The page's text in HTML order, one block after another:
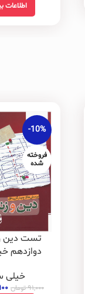
اطلاعات
-10%
فروخته
شده
تست دین
دوازدهم
خیلی
۹۱,۰۰۰تومان